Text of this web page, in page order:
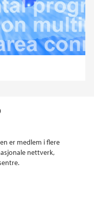
er medlem i flere
nettverk,